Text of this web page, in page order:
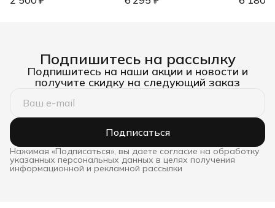
Подпишитесь на рассылку
Подпишитесь на наши акции и новости и
получите скидку на следующий заказ
Подписаться
Нажимая «Подписаться», вы даете согласие на обработку
указанных персональных данных в целях получения
информационной и рекламной рассылки